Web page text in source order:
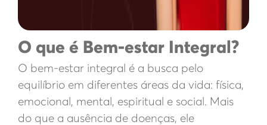
O que é Bem-estar Integral?
O bem-estar integral é a busca pelo
equilíbrio em diferentes áreas da vida: física,
emocional, mental, espiritual e social. Mais
do que a ausência de doenças, ele